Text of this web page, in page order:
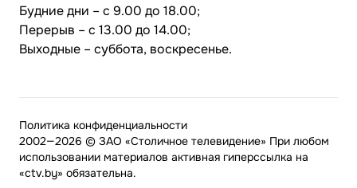
Будние дни – с 9.00 до 18.00;
Перерыв – с 13.00 до 14.00;
Выходные – суббота, воскресенье.
2002—2026 © ЗАО «Столичное телевидение» При любом
использовании материалов активная гиперссылка на
«ctv.by» обязательна.
Политика конфиденциальности